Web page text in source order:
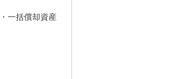
一括償却資産